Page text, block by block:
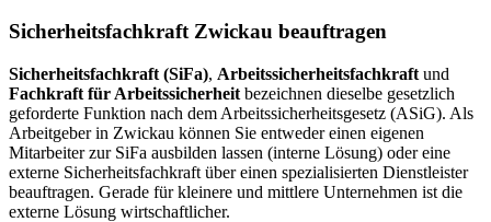
Sicherheitsfachkraft Zwickau beauftragen
Sicherheitsfachkraft (SiFa), Arbeitssicherheitsfachkraft und
Fachkraft für Arbeitssicherheit bezeichnen dieselbe gesetzlich
geforderte Funktion nach dem Arbeitssicherheitsgesetz (ASiG). Als
Arbeitgeber in Zwickau können Sie entweder einen eigenen
Mitarbeiter zur SiFa ausbilden lassen (interne Lösung) oder eine
externe Sicherheitsfachkraft über einen spezialisierten Dienstleister
beauftragen. Gerade für kleinere und mittlere Unternehmen ist die
externe Lösung wirtschaftlicher.